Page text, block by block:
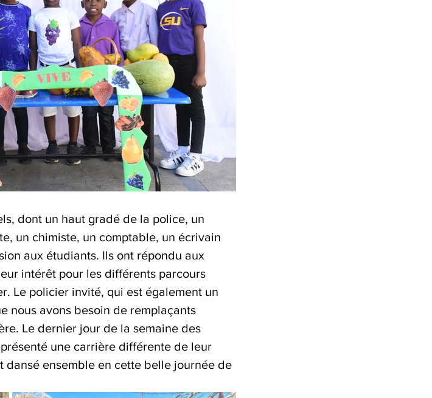
dont un haut gradé de la police, un
un chimiste, un comptable, un écrivain
aux étudiants. Ils ont répondu aux
intérêt pour les différents parcours
Le policier invité, qui est également un
nous avons besoin de remplaçants
Le dernier jour de la semaine des
une carrière différente de leur
dansé ensemble en cette belle journée de